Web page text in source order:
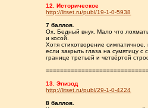
12. Историческое
http://litset.ru/publ/19-1-0-5938
7 баллов.
Ох. Бедный внук. Мало что
и косой.
Хотя стихотворение симпатичное,
если закрыть глаза на сумятицу с
границе третьей и четвёртой
13. Эпизод
http://litset.ru/publ/29-1-0-4224
8 баллов.